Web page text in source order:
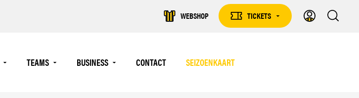
WEBSHOP
TICKETS
TICKETS
TEAMS BUSINESS CONTACT SEIZOENKAART